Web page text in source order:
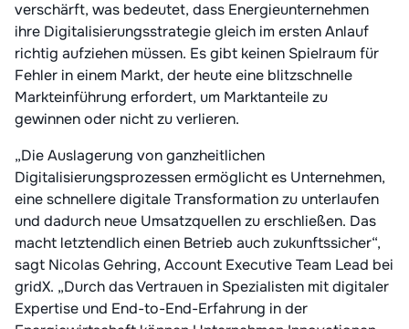
verschärft, was bedeutet, dass Energieunternehmen
ihre Digitalisierungsstrategie gleich im ersten Anlauf
richtig aufziehen müssen. Es gibt keinen Spielraum für
Fehler in einem Markt, der heute eine blitzschnelle
Markteinführung erfordert, um Marktanteile zu
gewinnen oder nicht zu verlieren.
„Die Auslagerung von ganzheitlichen
Digitalisierungsprozessen ermöglicht es Unternehmen,
eine schnellere digitale Transformation zu unterlaufen
und dadurch neue Umsatzquellen zu erschließen. Das
macht letztendlich einen Betrieb auch zukunftssicher“,
sagt Nicolas Gehring, Account Executive Team Lead bei
gridX. „Durch das Vertrauen in Spezialisten mit digitaler
Expertise und End-to-End-Erfahrung in der